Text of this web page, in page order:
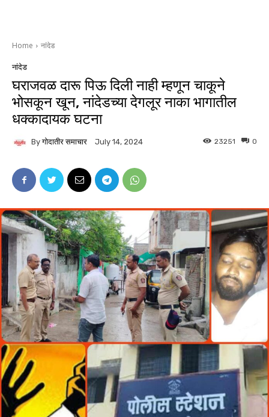
Home नांदेड
नांदेड
घराजवळ दारू पिऊ दिली नाही म्हणून चाकूने
भोसकून खून, नांदेडच्या देगलूर नाका भागातील
धक्कादायक घटना
By गोदातीर समाचार July 14, 2024 0
23251